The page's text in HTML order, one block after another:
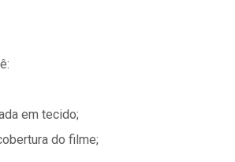
em tecido;
do filme;